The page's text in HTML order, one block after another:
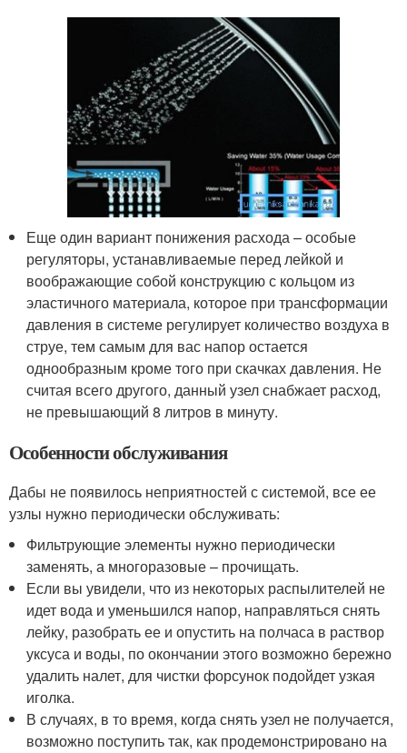
Еще один вариант понижения расхода – особые
регуляторы, устанавливаемые перед лейкой и
воображающие собой конструкцию с кольцом из
эластичного материала, которое при трансформации
давления в системе регулирует количество воздуха в
струе, тем самым для вас напор остается
однообразным кроме того при скачках давления. Не
считая всего другого, данный узел снабжает расход,
не превышающий 8 литров в минуту.
Особенности обслуживания
Дабы не появилось неприятностей с системой, все ее
узлы нужно периодически обслуживать:
Фильтрующие элементы нужно периодически
заменять, а многоразовые – прочищать.
Если вы увидели, что из некоторых распылителей не
идет вода и уменьшился напор, направляться снять
лейку, разобрать ее и опустить на полчаса в раствор
уксуса и воды, по окончании этого возможно бережно
удалить налет, для чистки форсунок подойдет узкая
иголка.
В случаях, в то время, когда снять узел не получается,
возможно поступить так, как продемонстрировано на